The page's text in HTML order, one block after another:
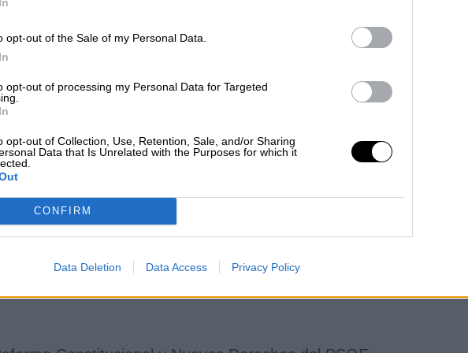
opt-out of the Sale of my Personal Data.
opt-out of processing my Personal Data for Targeted
opt-out of Collection, Use, Retention, Sale, and/or Sharing
Data that Is Unrelated with the Purposes for which it
CONFIRM
Data Deletion Data Access Privacy Policy
, significa “acompañar y respetar el diálogo
relatado el socialista,
no te importa que los trabajadores
que haya despidos, no te importan los
den en un momento inoportuno e irresponsable.
y contamos con la colaboración leal del
pic.twitter.com/Zo3KSMwp9x